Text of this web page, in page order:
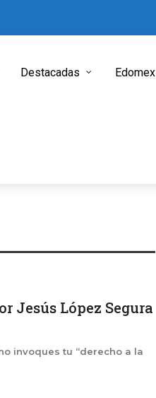
Destacadas Edomex
Jesús López Segura
invoques tu “derecho a la